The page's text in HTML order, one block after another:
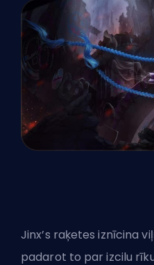
Jinx’s raķetes iznīcina
padarot to par izcilu